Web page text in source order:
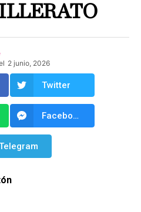
2 junio, 2026
Twitter
Facebook Messenger